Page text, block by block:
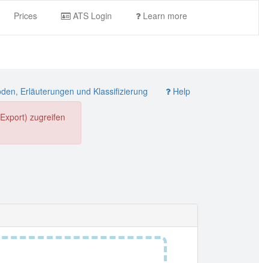
Prices ATS Login Learn more
Erläuterungen und Klassifizierung Help
zugreifen